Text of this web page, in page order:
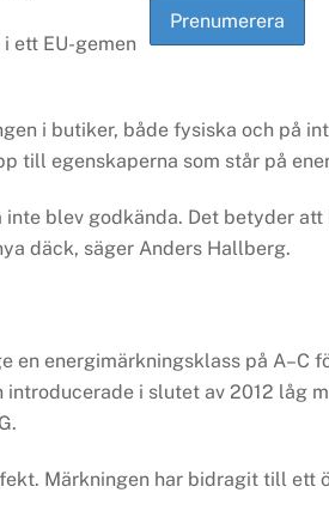
ett EU-gemensamt
i butiker, både fysiska och på
till egenskaperna som står på
blev godkända. Det betyder
däck, säger Anders Hallberg.
energimärkningsklass på A–C
i slutet av 2012 låg
Märkningen har bidragit till ett